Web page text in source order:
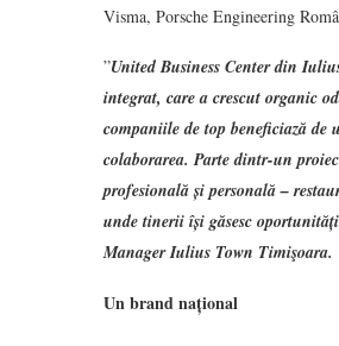
Visma, Porsche Engineering
”United Business Center din
integrat, care a crescut organic
companiile de top beneficiază
colaborarea. Parte dintr-un
profesională și personală –
unde tinerii își găsesc
Manager Iulius Town Timişoara.
Un brand național